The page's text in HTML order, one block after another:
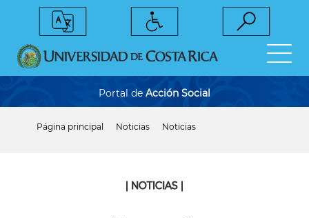
Portal de Acción Social
Página principal Noticias Noticias
| NOTICIAS |